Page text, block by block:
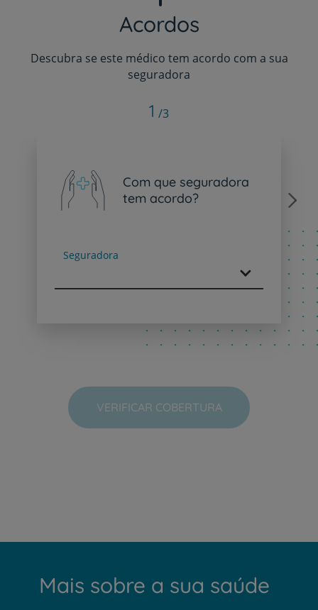
Acordos
Descubra se este médico tem acordo com a sua
seguradora
Com que seguradora
tem acordo?
Seguradora
Next
1 /3
VERIFICAR COBERTURA
Mais sobre a sua saúde